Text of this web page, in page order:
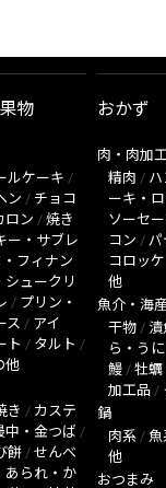
物
ルケーキ /
ン / チョコ
ロン / 焼き
ー・サブレ
フィナン
シュークリ
/ プリン・
ス / アイ
ト / タルト /
他
き / カステ
中・金つば /
餅 / せんべ
あられ・か
おかず
肉・肉加
精肉 /
ーキ・
ソーセ
コン / パ
コロッケ
他
魚介・海
干物 / 漬
ら・うに
鰻 / 牡蠣
加工品 /
鍋
肉系 / 魚
他
おつまみ